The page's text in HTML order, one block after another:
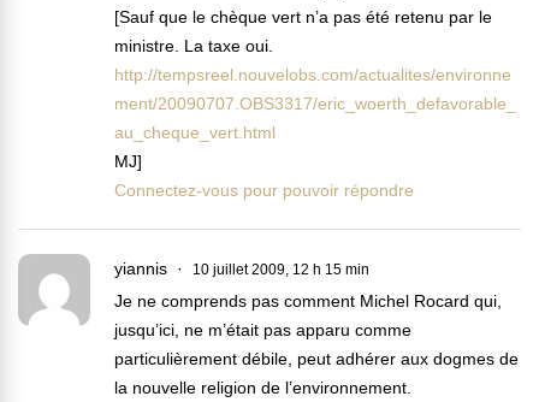
[Sauf que le chèque vert n’a pas été retenu par le
ministre. La taxe oui.
http://tempsreel.nouvelobs.com/actualites/environne
ment/20090707.OBS3317/eric_woerth_defavorable_
au_cheque_vert.html
MJ]
Connectez-vous pour pouvoir répondre
yiannis 10 juillet 2009, 12 h 15 min
Je ne comprends pas comment Michel Rocard qui,
jusqu’ici, ne m’était pas apparu comme
particulièrement débile, peut adhérer aux dogmes de
la nouvelle religion de l’environnement.